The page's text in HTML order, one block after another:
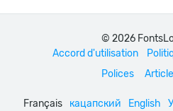
© 2026
Accord d'utilisation
Polices
Français кацапский English